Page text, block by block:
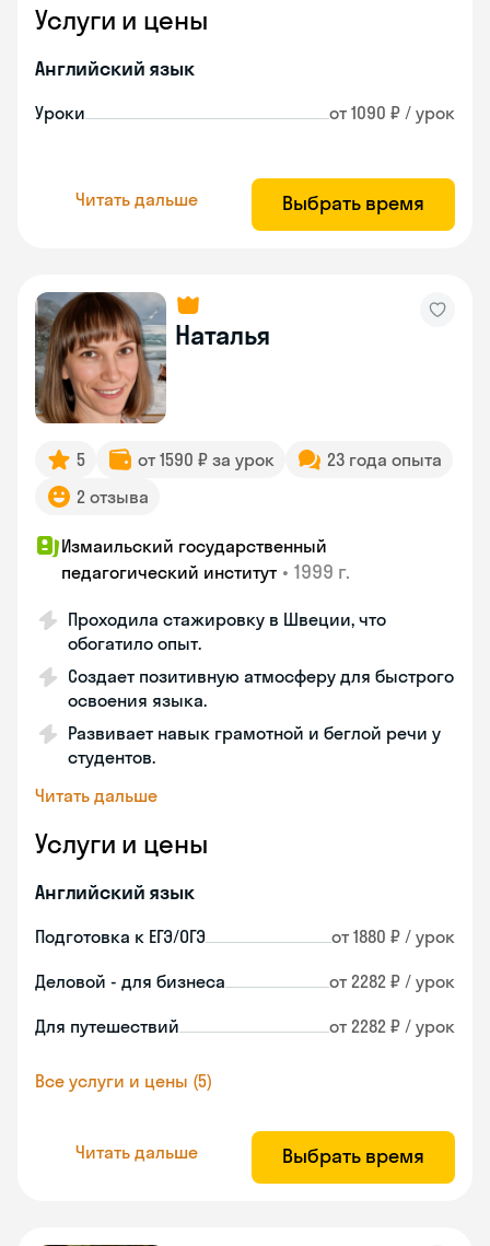
Услуги и цены
Английский язык
Уроки от 1090 ₽ / урок
Читать дальше Выбрать время
Наталья
5 от 1590 ₽ за урок
23 года опыта
2 отзыва
Измаильский государственный
педагогический институт • 1999 г.
Проходила стажировку в Швеции, что
обогатило опыт.
Создает позитивную атмосферу для быстрого
освоения языка.
Развивает навык грамотной и беглой речи у
студентов.
Читать дальше
Услуги и цены
Английский язык
Подготовка к ЕГЭ/ОГЭ от 1880 ₽ / урок
Деловой - для бизнеса от 2282 ₽ / урок
Для путешествий от 2282 ₽ / урок
Все услуги и цены (5)
Читать дальше Выбрать время